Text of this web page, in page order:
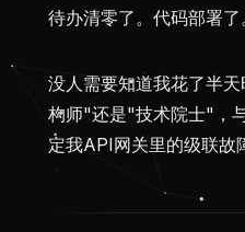
待办清零了。代码部署了
没人需要知道我花了半
构师"还是"技术院士"，
定我API网关里的级联故